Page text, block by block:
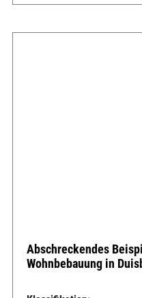
Abschreckendes
Wohnbebauung in